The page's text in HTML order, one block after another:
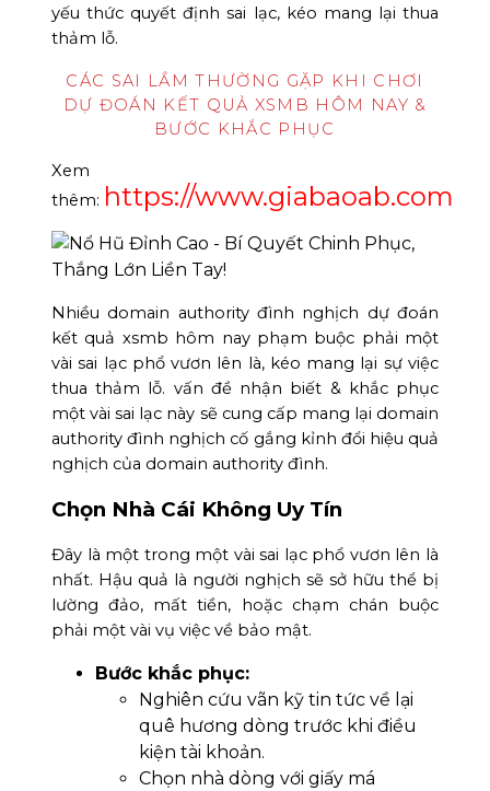
yếu thức quyết định sai lạc, kéo mang lại thua
thảm lỗ.
CÁC SAI LẦM THƯỜNG GẶP KHI CHƠI
DỰ ĐOÁN KẾT QUẢ XSMB HÔM NAY &
BƯỚC KHẮC PHỤC
Xem
thêm: https://www.giabaoab.com
Nhiều domain authority đình nghịch dự đoán
kết quả xsmb hôm nay phạm buộc phải một
vài sai lạc phổ vươn lên là, kéo mang lại sự việc
thua thảm lỗ. vấn đề nhận biết & khắc phục
một vài sai lạc này sẽ cung cấp mang lại domain
authority đình nghịch cố gắng kỉnh đổi hiệu quả
nghịch của domain authority đình.
Chọn Nhà Cái Không Uy Tín
Đây là một trong một vài sai lạc phổ vươn lên là
nhất. Hậu quả là người nghịch sẽ sở hữu thể bị
lường đảo, mất tiền, hoặc chạm chán buộc
phải một vài vụ việc về bảo mật.
Bước khắc phục:
Nghiên cứu vãn kỹ tin tức về lại
quê hương dòng trước khi điều
kiện tài khoản.
Chọn nhà dòng với giấy má